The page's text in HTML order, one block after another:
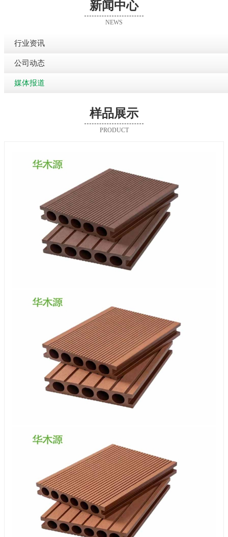
新闻中心
NEWS
行业资讯
公司动态
媒体报道
样品展示
PRODUCT